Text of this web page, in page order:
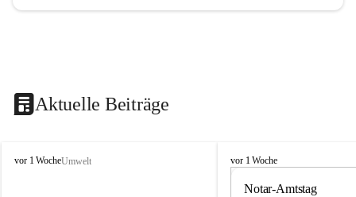
Aktuelle Beiträge
V
vor 1 WocheUmwelt
V
vor 1 Woche
Notar-Amtstag